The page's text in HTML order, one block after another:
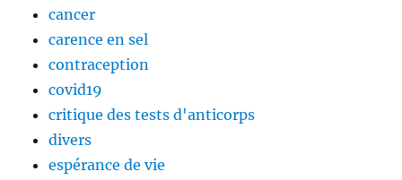
cancer
carence en sel
contraception
covid19
critique des tests d'anticorps
divers
espérance de vie